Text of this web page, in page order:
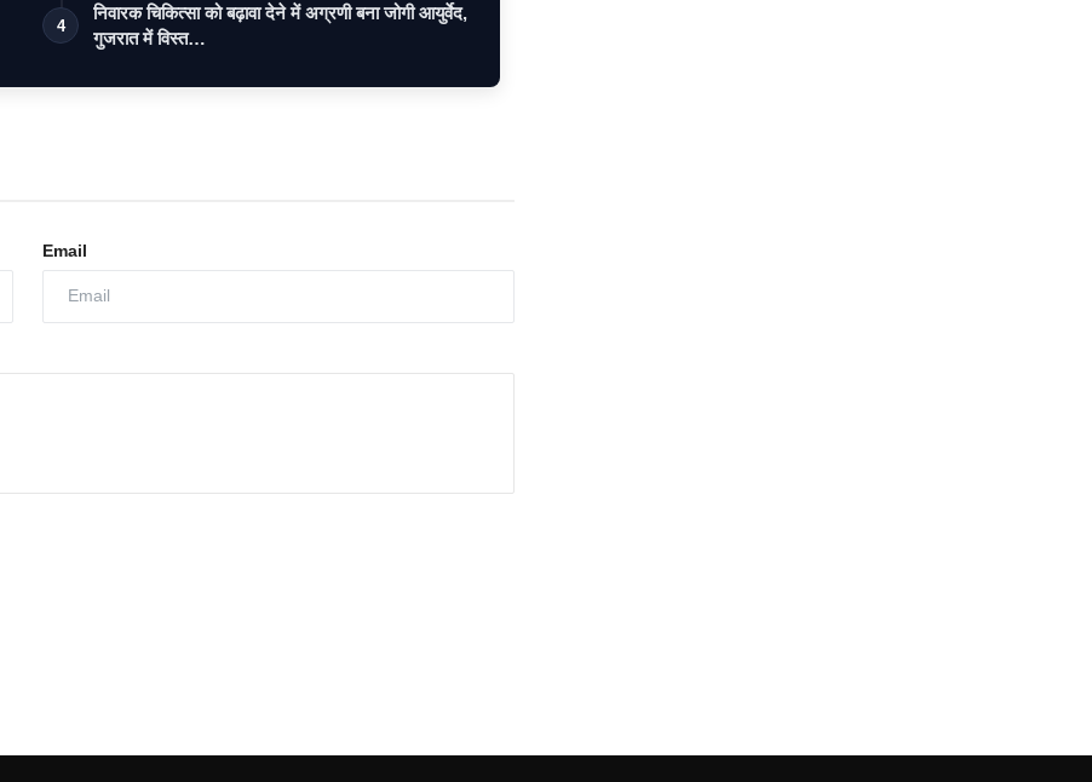
4
निवारक चिकित्सा को बढ़ावा देने में अग्रणी बना जोगी आयुर्वेद,
गुजरात में विस्त…
Email